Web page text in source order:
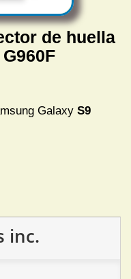
de huella
Galaxy S9
inc.